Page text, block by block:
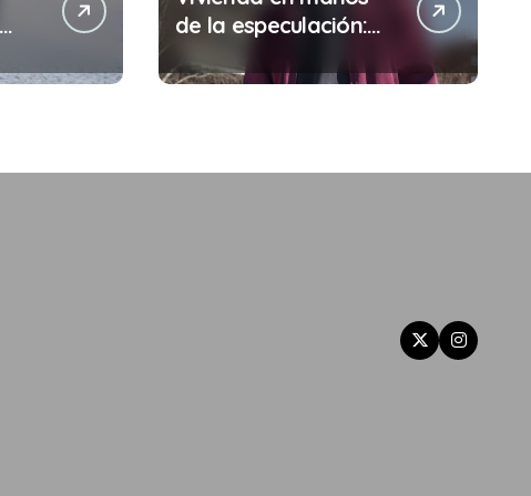
de la especulación:
no te da para vivir